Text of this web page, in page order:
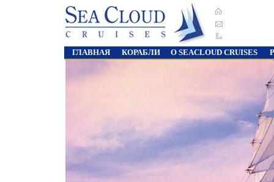
ГЛАВНАЯ КОРАБЛИ О SEACLOUD CRUISES